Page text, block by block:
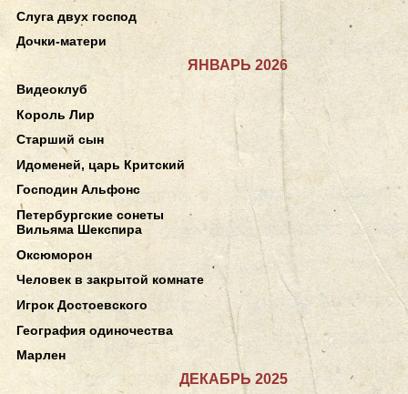
Слуга двух господ
Дочки-матери
ЯНВАРЬ 2026
Видеоклуб
Король Лир
Старший сын
Идоменей, царь Критский
Господин Альфонс
Петербургские сонеты
Вильяма Шекспира
Оксюморон
Человек в закрытой комнате
Игрок Достоевского
География одиночества
Марлен
ДЕКАБРЬ 2025